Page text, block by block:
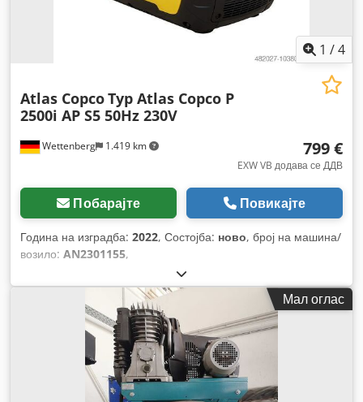
1 /4
Wettenberg 1.419 km
Atlas CopcoTyp Atlas Copco P
2500i AP S5 50Hz 230V
799 €
EXW VB додава се ДДВ
Побарајте Повикајте
Година на изградба: 2022, Состојба: ново, број на машина/
возило: AN2301155,
Мал оглас